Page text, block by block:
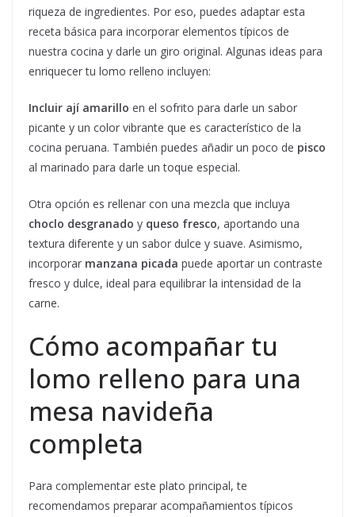
riqueza de ingredientes. Por eso, puedes adaptar esta
receta básica para incorporar elementos típicos de
nuestra cocina y darle un giro original. Algunas ideas para
enriquecer tu lomo relleno incluyen:
Incluir ají amarillo en el sofrito para darle un sabor
picante y un color vibrante que es característico de la
cocina peruana. También puedes añadir un poco de pisco
al marinado para darle un toque especial.
Otra opción es rellenar con una mezcla que incluya
choclo desgranado y queso fresco, aportando una
textura diferente y un sabor dulce y suave. Asimismo,
incorporar manzana picada puede aportar un contraste
fresco y dulce, ideal para equilibrar la intensidad de la
carne.
Cómo acompañar tu
lomo relleno para una
mesa navideña
completa
Para complementar este plato principal, te
recomendamos preparar acompañamientos típicos